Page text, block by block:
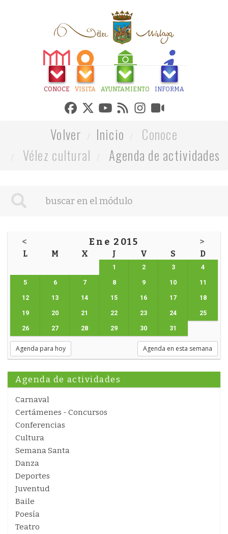
CONOCE VISITA AYUNTAMIENTO INFORMA
Volver Inicio
Conoce
Vélez cultural
Agenda de actividades
< Ene 2015 >
L M X J V S D
1 2 3 4
5 6 7 8 9 10 11
12 13 14 15 16 17 18
19 20 21 22 23 24 25
26 27 28 29 30 31
Agenda para hoy Agenda en esta semana
Agenda de actividades
Carnaval
Certámenes - Concursos
Conferencias
Cultura
Semana Santa
Danza
Deportes
Juventud
Baile
Poesía
Teatro